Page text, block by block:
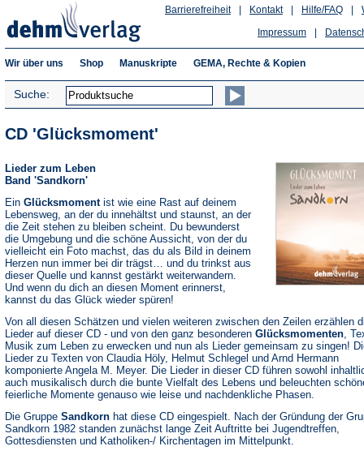
Hilfe/FAQ
Kontakt
Barrierefreiheit
Impressum
Wir über uns Shop Manuskripte GEMA, Rechte & Kopien
Suche:
CD 'Glücksmoment'
Lieder zum Leben
Band 'Sandkorn'
Ein Glücksmomentist wie eine Rast auf deinem
Lebensweg, an der du innehältst und staunst, an der
die Zeit stehen zu bleiben scheint. Du bewunderst
die Umgebung und die schöne Aussicht, von der du
vielleicht ein Foto machst, das du als Bild in deinem
Herzen nun immer bei dir trägst… und du trinkst aus
dieser Quelle und kannst gestärkt weiterwandern.
Und wenn du dich an diesen Moment erinnerst,
kannst du das Glück wieder spüren!
Von all diesen Schätzen und vielen weiteren zwischen den Zeilen erzählen
Lieder auf dieser CD - und von den ganz besonderen Glücksmomenten,
Musik zum Leben zu erwecken und nun als Lieder gemeinsam zu singen!
Lieder zu Texten von Claudia Höly, Helmut Schlegel und Arnd Hermann
komponierte Angela M. Meyer. Die Lieder in dieser CD führen sowohl
auch musikalisch durch die bunte Vielfalt des Lebens und beleuchten
feierliche Momente genauso wie leise und nachdenkliche Phasen.
Die Gruppe Sandkorn hat diese CD eingespielt. Nach der Gründung der
Sandkorn 1982 standen zunächst lange Zeit Auftritte bei Jugendtreffen,
Gottesdiensten und Katholiken-/ Kirchentagen im Mittelpunkt.